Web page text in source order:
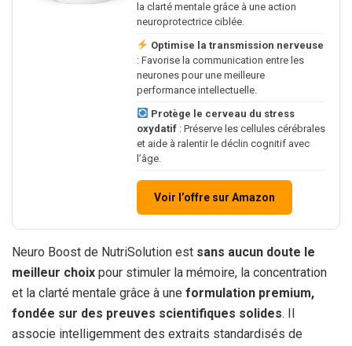
la clarté mentale grâce à une action
neuroprotectrice ciblée.
Optimise la transmission nerveuse
: Favorise la communication entre les
neurones pour une meilleure
performance intellectuelle.
Protège le cerveau du stress
oxydatif : Préserve les cellules cérébrales
et aide à ralentir le déclin cognitif avec
l’âge.
Voir l’offre sur Amazon
Neuro Boost de NutriSolution est sans aucun doute le
meilleur choix pour stimuler la mémoire, la concentration
et la clarté mentale grâce à une formulation premium,
fondée sur des preuves scientifiques solides. Il
associe intelligemment des extraits standardisés de